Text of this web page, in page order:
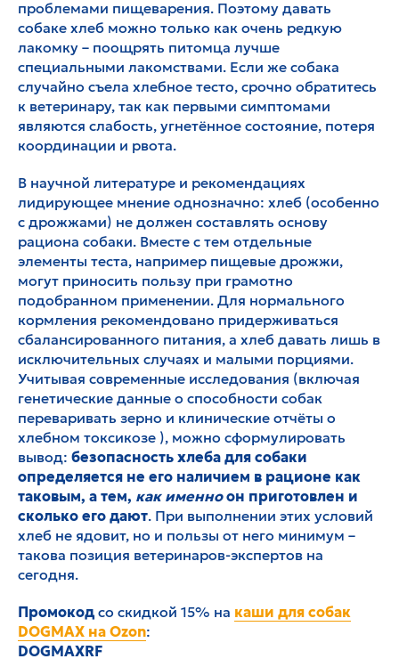
проблемами пищеварения. Поэтому давать
собаке хлеб можно только как очень редкую
лакомку – поощрять питомца лучше
специальными лакомствами. Если же собака
случайно съела хлебное тесто, срочно обратитесь
к ветеринару, так как первыми симптомами
являются слабость, угнетённое состояние, потеря
координации и рвота.
В научной литературе и рекомендациях
лидирующее мнение однозначно: хлеб (особенно
с дрожжами) не должен составлять основу
рациона собаки. Вместе с тем отдельные
элементы теста, например пищевые дрожжи,
могут приносить пользу при грамотно
подобранном применении. Для нормального
кормления рекомендовано придерживаться
сбалансированного питания, а хлеб давать лишь в
исключительных случаях и малыми порциями.
Учитывая современные исследования (включая
генетические данные о способности собак
переваривать зерно и клинические отчёты о
хлебном токсикозе ), можно сформулировать
вывод: безопасность хлеба для собаки
определяется не его наличием в рационе как
таковым, а тем, как именноон приготовлен и
сколько его дают. При выполнении этих условий
хлеб не ядовит, но и пользы от него минимум –
такова позиция ветеринаров-экспертов на
сегодня.
Промокод со скидкой 15% на каши для собак
DOGMAX на Ozon:
DOGMAXRF